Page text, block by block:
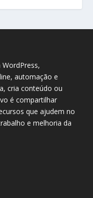
automação e
cria conteúdo ou
é compartilhar
que ajudem no
e melhoria da